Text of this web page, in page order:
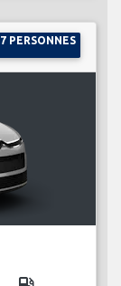
PERSONNES